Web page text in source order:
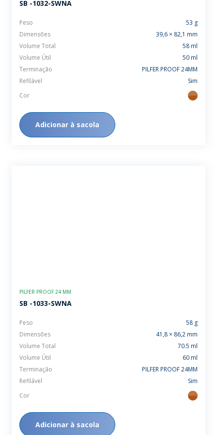
SB -1032-SWNA
Peso
53 g
Dimensões
39,6 × 82,1 mm
Volume Total
58 ml
Volume Útil
50 ml
Terminação
PILFER PROOF 24MM
Refilável
Sim
Cor
ambar
Adicionar à sacola
PILFER PROOF 24 MM
SB -1033-SWNA
Peso
58 g
Dimensões
41,8 × 86,2 mm
Volume Total
70.5 ml
Volume Útil
60 ml
Terminação
PILFER PROOF 24MM
Refilável
Sim
Cor
ambar
Adicionar à sacola